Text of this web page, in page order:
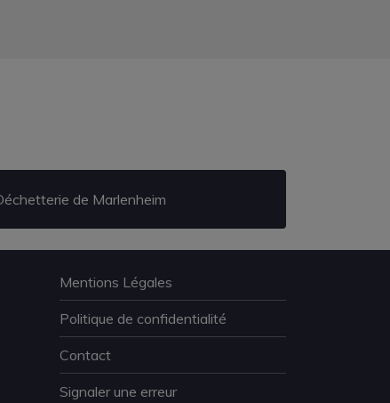
de Marlenheim
Mentions Légales
Politique de confidentialité
Contact
Signaler une erreur